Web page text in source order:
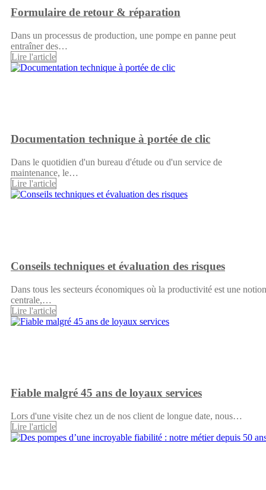
Formulaire de retour & réparation
Dans un processus de production, une pompe en panne peut
entraîner des…
Lire l'article
Documentation technique à portée de clic
Dans le quotidien d'un bureau d'étude ou d'un service de
maintenance, le…
Lire l'article
Conseils techniques et évaluation des risques
Dans tous les secteurs économiques où la productivité est une notion
centrale,…
Lire l'article
Fiable malgré 45 ans de loyaux services
Lors d'une visite chez un de nos client de longue date, nous…
Lire l'article